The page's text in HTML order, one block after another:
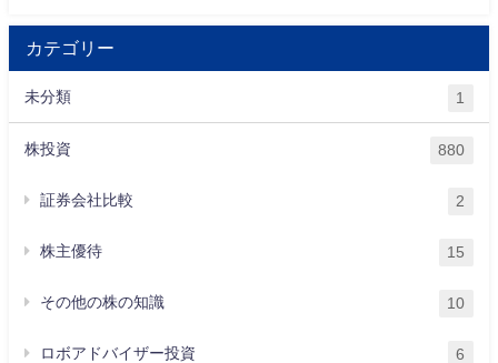
カテゴリー
未分類 1
株投資 880
証券会社比較 2
株主優待 15
その他の株の知識 10
ロボアドバイザー投資 6